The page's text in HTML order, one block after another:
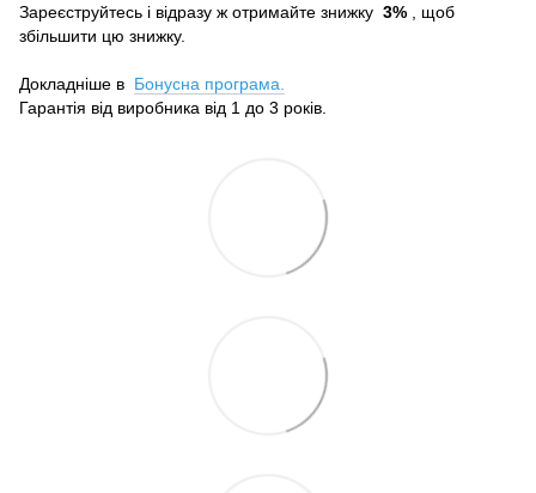
Зареєструйтесь і відразу ж отримайте знижку 3% , щоб
збільшити цю знижку.
Докладніше в Бонусна програма.
Гарантія від виробника від 1 до 3 років.